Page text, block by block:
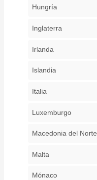
Hungría
Inglaterra
Irlanda
Islandia
Italia
Luxemburgo
Macedonia del Norte
Malta
Mónaco